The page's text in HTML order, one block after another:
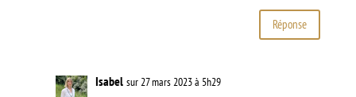
Réponse
Isabel sur 27 mars 2023 à 5h29